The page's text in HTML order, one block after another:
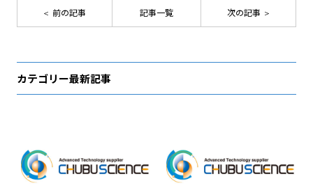
前の記事 次の記事
記事一覧
カテゴリー最新記事